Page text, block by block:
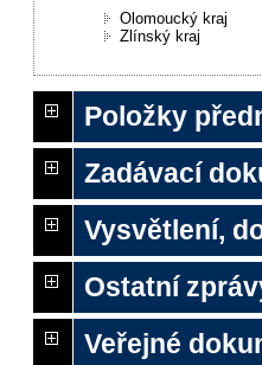
Olomoucký kraj
Zlínský kraj
Položky
Zadávací
Vysvětlení,
Ostatní
Veřejné